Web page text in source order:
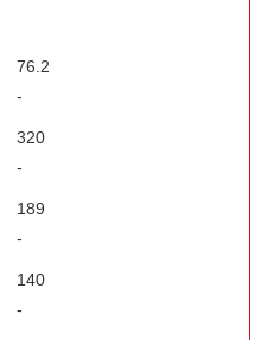
76.2
-
320
-
189
-
140
-